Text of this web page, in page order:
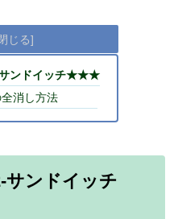
サンドイッチ★★★
消し方法
サンドイッチ